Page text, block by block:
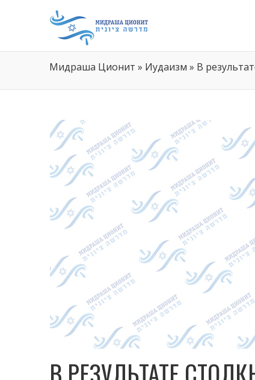
Мидраша Ционит » Иудаизм » В